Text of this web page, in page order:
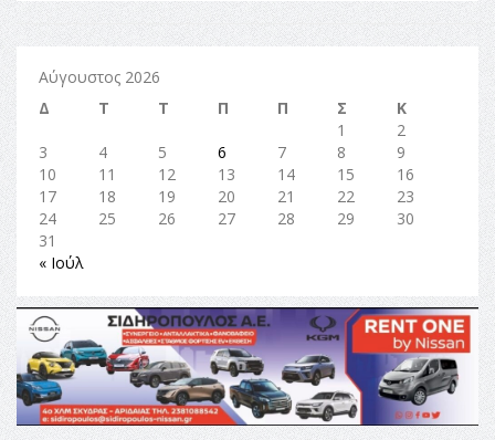
Αύγουστος 2026
Δ
Τ Τ Π Π Σ
Κ
1
2
3
4 5 6 7 8
9
10
11 12 13 14 15
16
17
18 19 20 21 22
23
24
25 26 27 28 29
30
31
« Ιούλ